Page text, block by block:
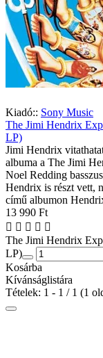
Kiadó:: Sony Music
The Jimi Hendrix
LP)
Jimi Hendrix
albuma a The Jimi
Noel Redding
Hendrix is ​​részt vett,
című albumon
13 990 Ft
The Jimi Hendrix
LP)
Kosárba
Kívánságlistára
Tételek: 1 - 1 / 1 (1